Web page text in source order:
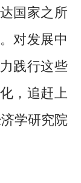
国家之所
对发展中
践行这些
，追赶上
学研究院